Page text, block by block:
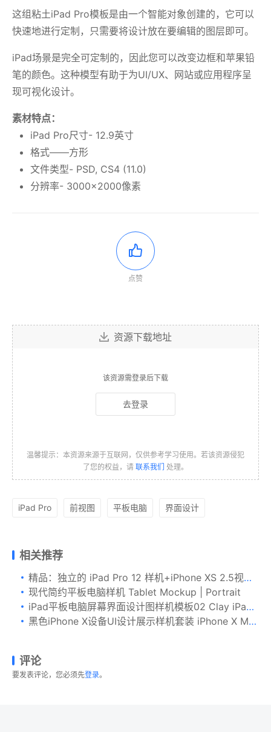
这组粘土iPad Pro模板是由一个智能对象创建的，它可以
快速地进行定制，只需要将设计放在要编辑的图层即可。
iPad场景是完全可定制的，因此您可以改变边框和苹果铅
笔的颜色。这种模型有助于为UI/UX、网站或应用程序呈
现可视化设计。
素材特点：
iPad Pro尺寸- 12.9英寸
格式——方形
文件类型- PSD, CS4 (11.0)
分辨率- 3000×2000像素
点赞
资源下载地址
该资源需登录后下载
去登录
温馨提示：本资源来源于互联网，仅供参考学习使用。若该资源侵犯
了您的权益，请 联系我们 处理。
iPad Pro 前视图 平板电脑 界面设计
相关推荐
精品：独立的 iPad Pro 12 样机+iPhone XS 2.5视角效果套装下载 [PSD]
现代简约平板电脑样机 Tablet Mockup | Portrait
iPad平板电脑屏幕界面设计图样机模板02 Clay iPad 9.7 Mockup 02
黑色iPhone X设备UI设计展示样机套装 iPhone X Mockup Set
评论
要发表评论，您必须先登录。